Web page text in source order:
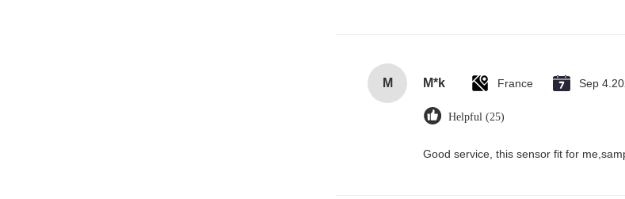
M M*k France Sep
Helpful (25)
Good service, this sensor fit for